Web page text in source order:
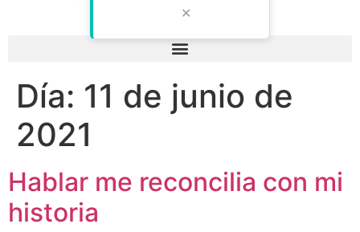
✕
Día: 11 de junio de
2021
Hablar me reconcilia con mi
historia